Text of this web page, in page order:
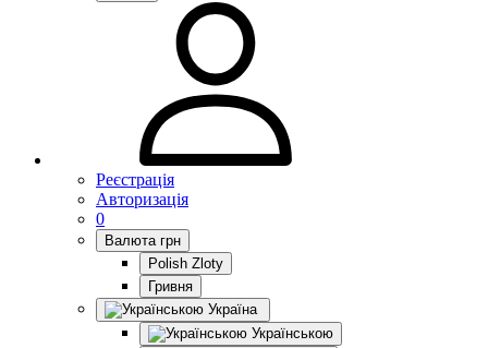
Реєстрація
Авторизація
0
Валюта грн
Polish Zloty
Гривня
Україна
Українською